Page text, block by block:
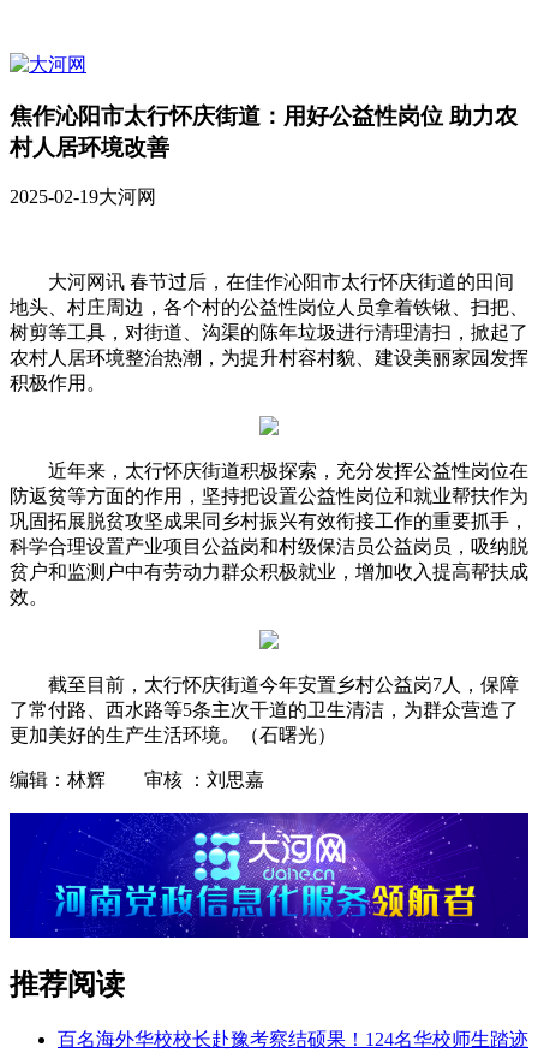
焦作沁阳市太行怀庆街道：用好公益性岗位 助力农
村人居环境改善
2025-02-19大河网
大河网讯 春节过后，在佳作沁阳市太行怀庆街道的田间
地头、村庄周边，各个村的公益性岗位人员拿着铁锹、扫把、
树剪等工具，对街道、沟渠的陈年垃圾进行清理清扫，掀起了
农村人居环境整治热潮，为提升村容村貌、建设美丽家园发挥
积极作用。
近年来，太行怀庆街道积极探索，充分发挥公益性岗位在
防返贫等方面的作用，坚持把设置公益性岗位和就业帮扶作为
巩固拓展脱贫攻坚成果同乡村振兴有效衔接工作的重要抓手，
科学合理设置产业项目公益岗和村级保洁员公益岗员，吸纳脱
贫户和监测户中有劳动力群众积极就业，增加收入提高帮扶成
效。
截至目前，太行怀庆街道今年安置乡村公益岗7人，保障
了常付路、西水路等5条主次干道的卫生清洁，为群众营造了
更加美好的生产生活环境。（石曙光）
编辑：林辉 审核 ：刘思嘉
推荐阅读
百名海外华校校长赴豫考察结硕果！124名华校师生踏迹